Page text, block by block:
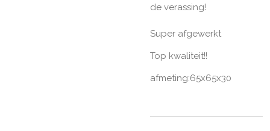
de verassing!
Super afgewerkt
Top kwaliteit!!
afmeting:65x65x30